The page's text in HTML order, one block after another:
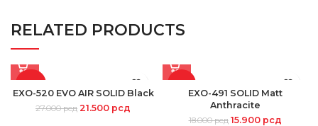
RELATED PRODUCTS
-20%
EXO-520 EVO AIR SOLID Black
27.000рсд 21.500 рсд
-12%
EXO-491 SOLID Matt
Anthracite
18.000рсд 15.900 рсд